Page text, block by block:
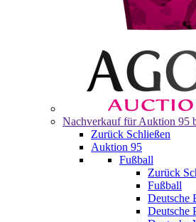
Nachverkauf für Auktion 95
Zurück Schließen
Auktion 95
Fußball
Zurück
Fußball
Deutsche
Deutsche